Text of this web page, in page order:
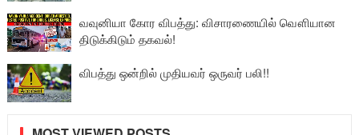
வவுனியா கோர விபத்து: விசாரணையில் வௌியான
திடுக்கிடும் தகவல்!
விபத்து ஒன்றில் முதியவர் ஒருவர் பலி!!